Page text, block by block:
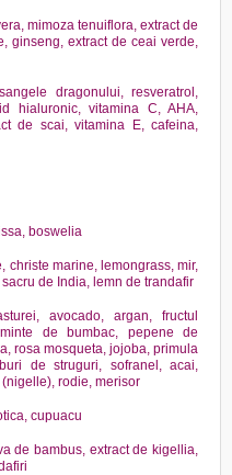
mimoza tenuiflora, extract de
ginseng, extract de ceai verde,
dragonului, resveratrol,
hialuronic, vitamina C, AHA,
de scai, vitamina E, cafeina,
boswelia
christe marine, lemongrass, mir,
de India, lemn de trandafir
avocado, argan, fructul
de bumbac, pepene de
rosa mosqueta, jojoba, primula
de struguri, sofranel, acai,
rodie, merisor
cupuacu
de bambus, extract de kigellia,